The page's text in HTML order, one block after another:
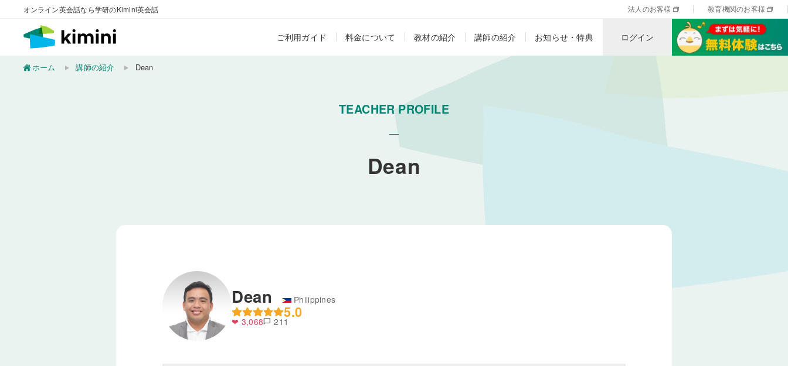
オンライン英会話なら学研のKimini英会話 法人のお客様 教育機関のお客様
ご利用ガイド 料金について 教材の紹介 講師の紹介 お知らせ・特典 ログイン
ホーム 講師の紹介 Dean
TEACHER PROFILE
Dean
Dean Philippines
5.0
❤ 3,068chat_bubble 211